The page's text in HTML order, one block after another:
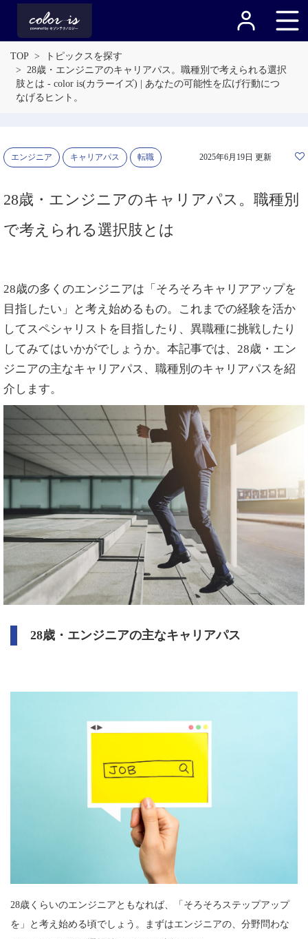
TOP
トピックスを探す
28歳・エンジニアのキャリアパス。職種別で考えられる選択
肢とは - color is(カラーイズ) | あなたの可能性を広げ行動につ
なげるヒント。
エンジニア キャリアパス 転職 2025年6月19日 更新
28歳・エンジニアのキャリアパス。職種別
で考えられる選択肢とは
28歳の多くのエンジニアは「そろそろキャリアアップを
目指したい」と考え始めるもの。これまでの経験を活か
してスペシャリストを目指したり、異職種に挑戦したり
してみてはいかがでしょうか。本記事では、28歳・エン
ジニアの主なキャリアパス、職種別のキャリアパスを紹
介します。
28歳・エンジニアの主なキャリアパス
28歳くらいのエンジニアともなれば、「そろそろステップアップ
を」と考え始める頃でしょう。まずはエンジニアの、分野問わな